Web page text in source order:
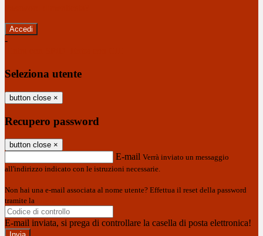
-
Seleziona utente
button close ×
Recupero password
button close ×
E-mail Verrà inviato un messaggio
all'indirizzo indicato con le istruzioni necessarie.
Non hai una e-mail associata al nome utente? Effettua il reset della password
tramite la
E-mail inviata, si prega di controllare la casella di posta elettronica!